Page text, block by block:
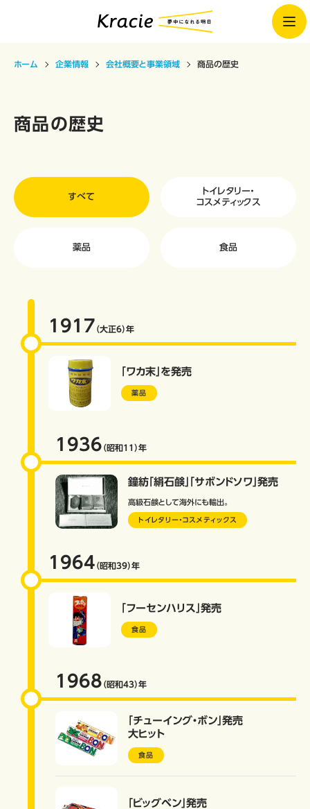
ホーム 企業情報 会社概要と事業領域 商品の歴史
商品の歴史
すべて
トイレタリー・
コスメティックス
薬品 食品
1917 （大正6）年
「ワカ末」を発売
薬品
1936 （昭和11）年
鐘紡「絹石鹸」「サボンドソワ」発売
高級石鹸として海外にも輸出。
トイレタリー・コスメティックス
1964 （昭和39）年
「フーセンハリス」発売
食品
1968 （昭和43）年
「チューイング・ボン」発売
大ヒット
食品
「ビッグベン」発売